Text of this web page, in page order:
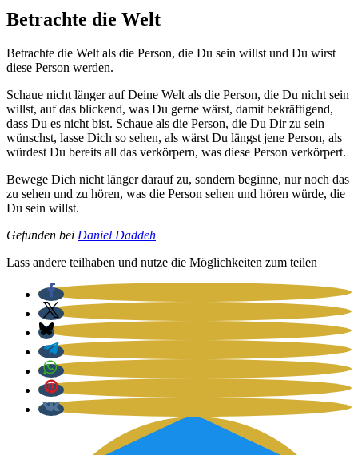
Betrachte die Welt
Betrach­te die Welt als die Per­son, die Du sein willst und Du wirst
die­se Per­son wer­den.
Schaue nicht län­ger auf Dei­ne Welt als die Per­son, die Du nicht sein
willst, auf das bli­ckend, was Du ger­ne wärst, damit bekräf­ti­gend,
dass Du es nicht bist. Schaue als die Per­son, die Du Dir zu sein
wünschst, las­se Dich so sehen, als wärst Du längst jene Per­son, als
wür­dest Du bereits all das ver­kör­pern, was die­se Per­son ver­kör­pert.
Bewe­ge Dich nicht län­ger dar­auf zu, son­dern begin­ne, nur noch das
zu sehen und zu hören, was die Per­son sehen und hören wür­de, die
Du sein willst.
Gefun­den bei Dani­el Dad­deh
Lass ande­re teil­ha­ben und nut­ze die Mög­lich­kei­ten zum tei­len